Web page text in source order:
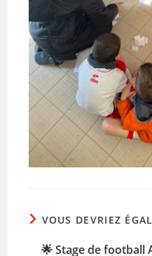
VOUS DEVRIEZ
🌟 Stage de football